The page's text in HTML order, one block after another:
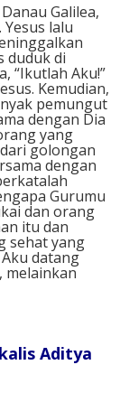
Galilea,
lalu
duduk di
“Ikutlah Aku!”
Kemudian,
pemungut
dengan Dia
yang
golongan
dengan
Gurumu
dan orang
itu dan
sehat yang
datang
melainkan
Aditya